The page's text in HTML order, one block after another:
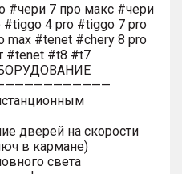
#чери 7 про макс #чери
#tiggo 4 pro #tiggo 7 pro
max #tenet #chery 8 pro
#tenet #t8 #t7
дверей на скорости
в кармане)
света